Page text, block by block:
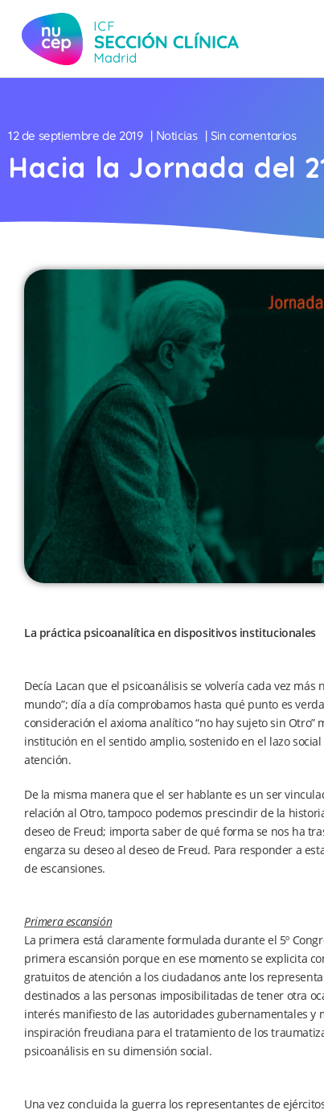
12 de septiembre de 2019 | Noticias | Sin comentarios
Hacia la Jornada del
La práctica psicoanalítica en dispositivos institucionales
Decía Lacan que el psicoanálisis se volvería cada vez
mundo”; día a día comprobamos hasta qué punto es
consideración el axioma analítico “no hay sujeto sin
institución en el sentido amplio, sostenido en el lazo
atención.
De la misma manera que el ser hablante es un ser
relación al Otro, tampoco podemos prescindir de la
deseo de Freud; importa saber de qué forma se nos ha
engarza su deseo al deseo de Freud. Para responder a
de escansiones.
Primera escansión
La primera está claramente formulada durante el 5º
primera escansión porque en ese momento se explicita
gratuitos de atención a los ciudadanos ante los
destinados a las personas imposibilitadas de tener otra
interés manifiesto de las autoridades gubernamentales
inspiración freudiana para el tratamiento de los
psicoanálisis en su dimensión social.
Una vez concluida la guerra los representantes de